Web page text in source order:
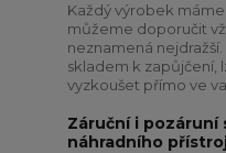
Každý výrobek
můžeme doporučit
neznamená
skladem k zapůjčení,
vyzkoušet přímo ve
Záruční i pozáruní
náhradního